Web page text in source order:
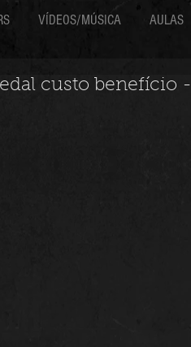
VÍDEOS/MÚSICA AULAS
custo benefício -